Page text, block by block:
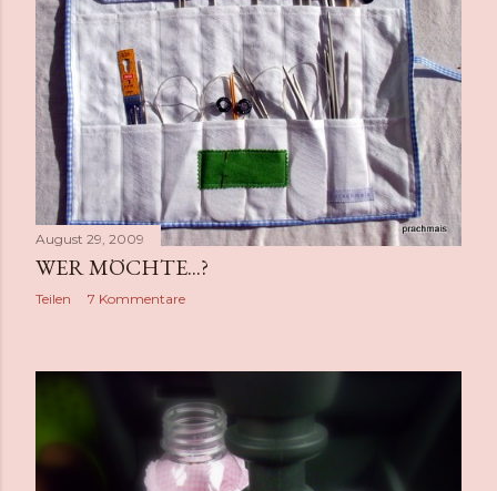
August 29, 2009
WER MÖCHTE...?
Teilen 7 Kommentare